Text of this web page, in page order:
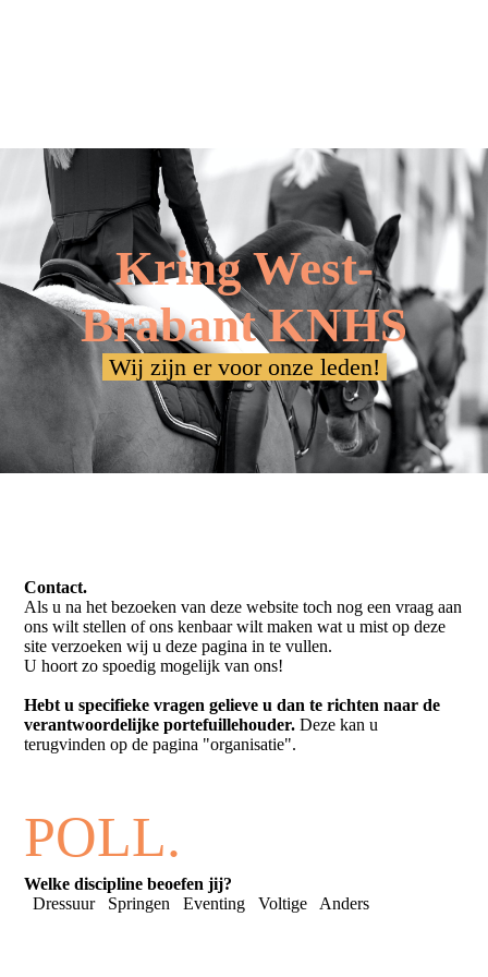
Kring West-
Brabant KNHS
Wij zijn er voor onze leden!
Contact.
Als u na het bezoeken van deze website toch nog een vraag aan
ons wilt stellen of ons kenbaar wilt maken wat u mist op deze
site verzoeken wij u deze pagina in te vullen.
U hoort zo spoedig mogelijk van ons!
Hebt u specifieke vragen gelieve u dan te richten naar de
verantwoordelijke portefuillehouder. Deze kan u
terugvinden op de pagina "organisatie".
POLL.
Welke discipline beoefen jij?
Dressuur
Springen Eventing Voltige Anders